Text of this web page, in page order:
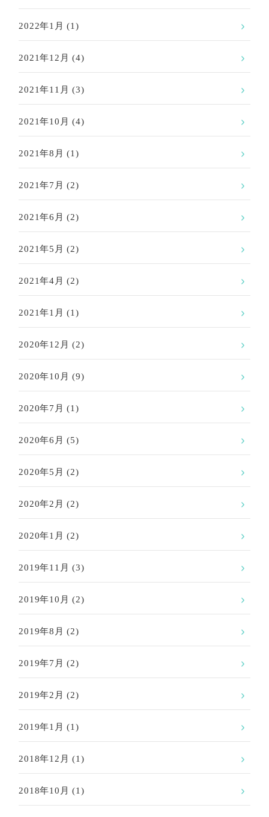
2022年1月 (1)
2021年12月 (4)
2021年11月 (3)
2021年10月 (4)
2021年8月 (1)
2021年7月 (2)
2021年6月 (2)
2021年5月 (2)
2021年4月 (2)
2021年1月 (1)
2020年12月 (2)
2020年10月 (9)
2020年7月 (1)
2020年6月 (5)
2020年5月 (2)
2020年2月 (2)
2020年1月 (2)
2019年11月 (3)
2019年10月 (2)
2019年8月 (2)
2019年7月 (2)
2019年2月 (2)
2019年1月 (1)
2018年12月 (1)
2018年10月 (1)